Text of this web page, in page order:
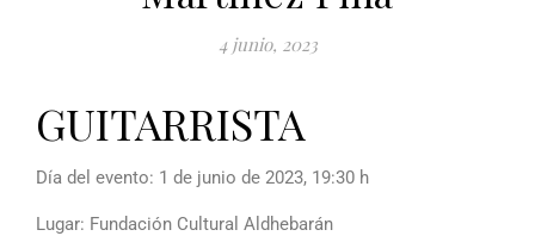
4 junio, 2023
GUITARRISTA
Día del evento: 1 de junio de 2023, 19:30 h
Lugar: Fundación Cultural Aldhebarán